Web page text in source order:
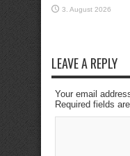
3. August 2026
LEAVE A REPLY
Your email
Required fields